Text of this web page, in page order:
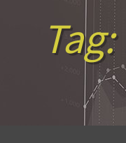
Tag: